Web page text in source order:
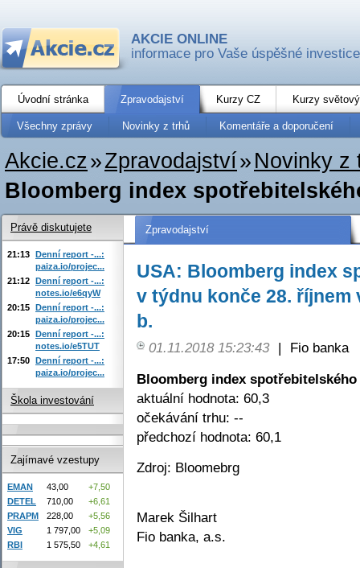
AKCIE ONLINE
informace pro Vaše úspěšné investice
Úvodní stránka Zpravodajství Kurzy CZ Kurzy
Všechny zprávy Novinky z trhů Komentáře a doporučení
Akcie.cz»Zpravodajství» Novinky z
Bloomberg index
Zpravodajství
USA: Bloomberg index
v týdnu konče 28. říjnem
b.
01.11.2018 15:23:43 |
Fio banka
Bloomberg index
aktuální hodnota: 60,3
očekávání trhu: --
předchozí hodnota: 60,1
Zdroj: Bloomebrg
Marek Šilhart
Fio banka, a.s.
Právě diskutujete
21:13 Denní report -...:
paiza.io/projec...
21:12 Denní report -...:
notes.io/e6qyW
20:15 Denní report -...:
paiza.io/projec...
20:15 Denní report -...:
notes.io/e5TUT
17:50 Denní report -...:
paiza.io/projec...
Škola investování
Zajímavé vzestupy
EMAN 43,00
+7,50
DETEL
710,00
+6,61
PRAPM
228,00
+5,56
VIG
1 797,00
+5,09
RBI
1 575,50 +4,61